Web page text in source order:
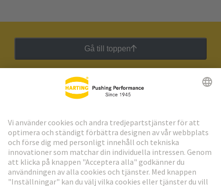
Gå till toppen
HARTING:s nyhetsbrev
Gå till registrering
Social Media